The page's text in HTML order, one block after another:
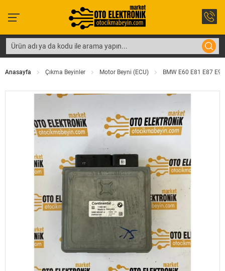
Anasayfa Çıkma Beyinler Motor Beyni (ECU) BMW E60 E81 E87